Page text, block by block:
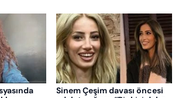
Sinem Çeşim davası öncesi